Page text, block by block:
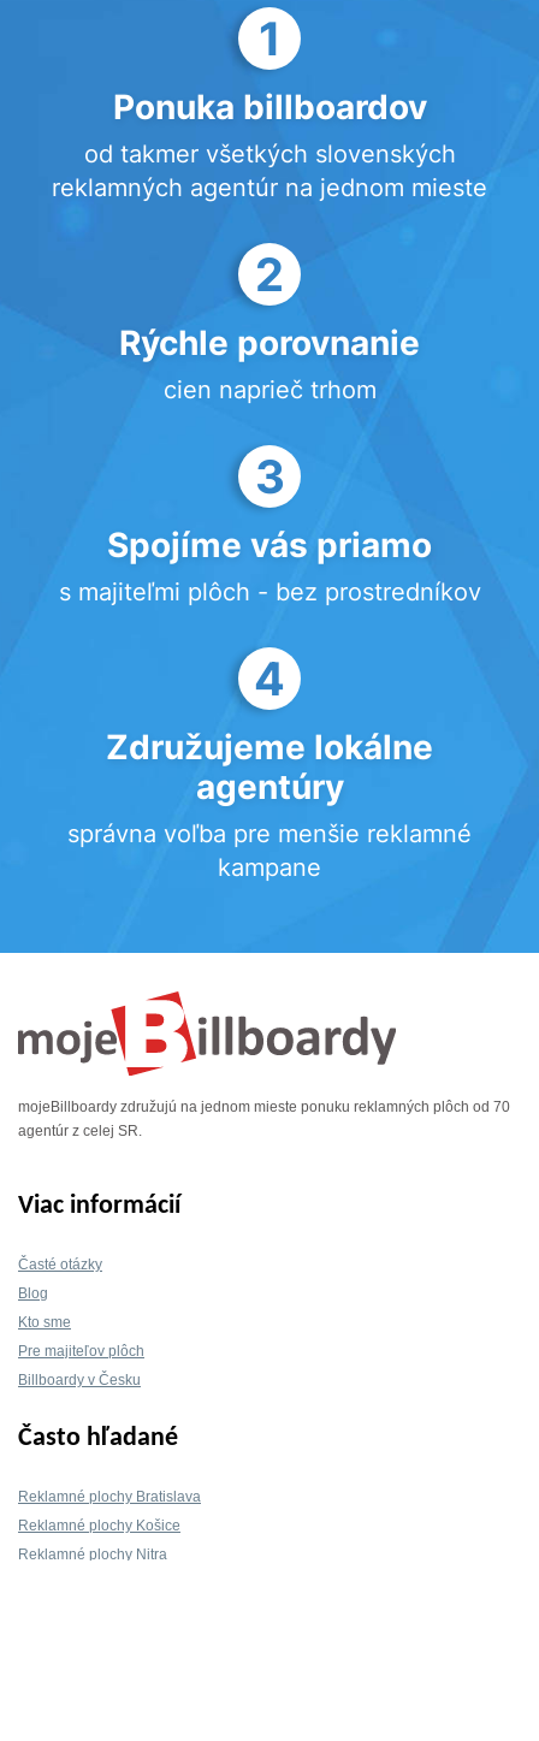
1
Ponuka billboardov
od takmer všetkých slovenských
reklamných agentúr na jednom mieste
2
Rýchle porovnanie
cien naprieč trhom
3
Spojíme vás priamo
s majiteľmi plôch - bez prostredníkov
4
Združujeme lokálne
agentúry
správna voľba pre menšie reklamné
kampane
mojeBillboardy združujú na jednom mieste ponuku reklamných plôch od 70
agentúr z celej SR.
Viac informácií
Časté otázky
Blog
Kto sme
Pre majiteľov plôch
Billboardy v Česku
Často hľadané
Reklamné plochy Bratislava
Reklamné plochy Košice
Reklamné plochy Nitra